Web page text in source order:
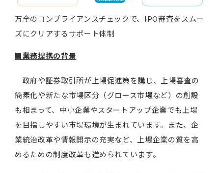
万全のコンプライアンスチェックで、IPO審査をスムー
ズにクリアするサポート体制
■業務提携の背景
政府や証券取引所が上場促進策を講じ、上場審査の
簡素化や新たな市場区分（グロース市場など）の創設
も相まって、中小企業やスタートアップ企業でも上場
を目指しやすい市場環境が生まれています。また、企
業統治改革や情報開示の充実など、上場企業の質を高
めるための制度改革も進められています。